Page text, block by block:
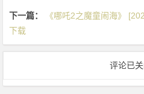
下一篇：
《哪吒2之魔童闹海》
下载
评论已关